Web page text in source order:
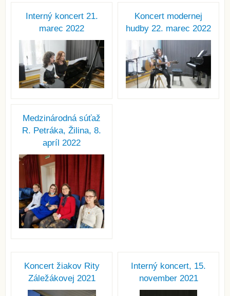
Interný koncert 21.
marec 2022
Koncert modernej
hudby 22. marec 2022
Medzinárodná súťaž
R. Petráka, Žilina, 8.
apríl 2022
Koncert žiakov Rity
Záležákovej 2021
Interný koncert, 15.
november 2021